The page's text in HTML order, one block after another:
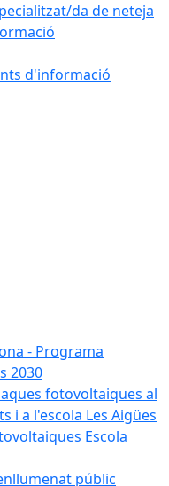
da de neteja
d'informació
- Programa
2030
fotovoltaiques al
i a l'escola Les Aigües
Escola
públic